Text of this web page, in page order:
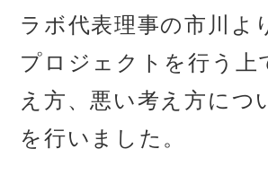
ラボ代表理事の市川よ
プロジェクトを行う上
え方、悪い考え方につ
を行いました。